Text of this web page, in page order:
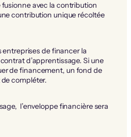
fusionne avec la contribution
contribution unique récoltée
entreprises de financer la
d’apprentissage. Si une
de financement, un fond de
compléter.
l’enveloppe financière sera